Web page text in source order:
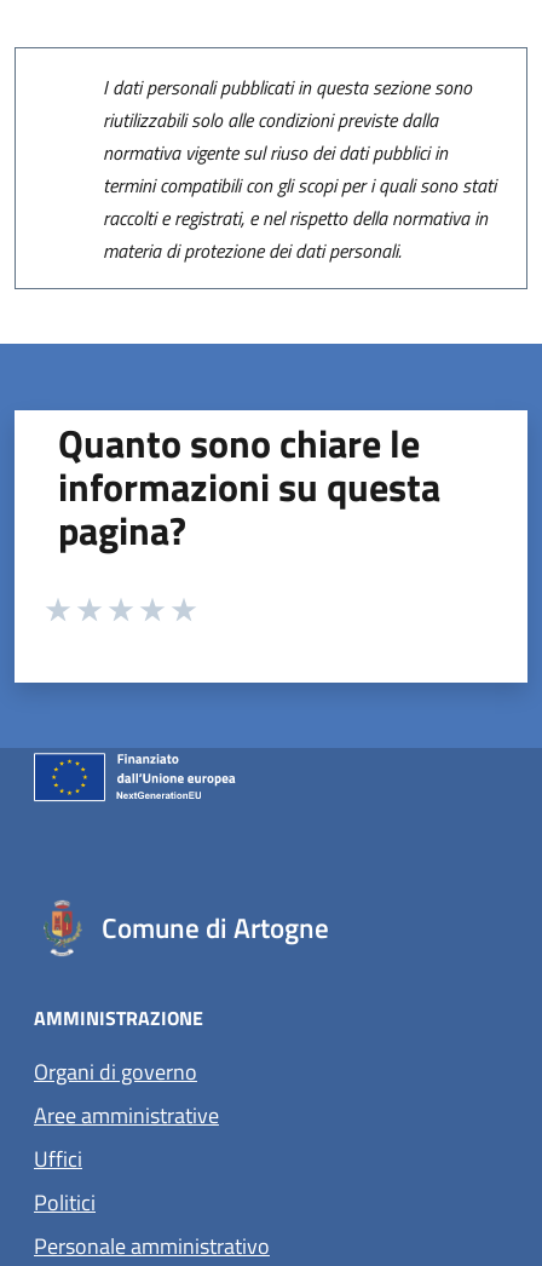
I dati personali pubblicati in questa sezione sono
riutilizzabili solo alle condizioni previste dalla
normativa vigente sul riuso dei dati pubblici in
termini compatibili con gli scopi per i quali sono stati
raccolti e registrati, e nel rispetto della normativa in
materia di protezione dei dati personali.
Quanto sono chiare le
informazioni su questa
pagina?
Valuta da 1 a 5 stelle la pagina
Comune di Artogne
AMMINISTRAZIONE
Organi di governo
Aree amministrative
Uffici
Politici
Personale amministrativo